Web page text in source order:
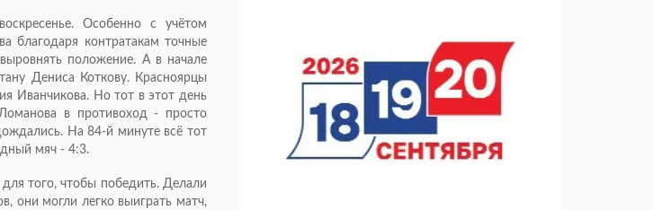
Особенно с учётом
благодаря контратакам точные
положение. А в начале
Дениса Коткову. Красноярцы
Иванчикова. Но тот в этот день
в противоход - просто
На 84-й минуте всё тот
мяч - 4:3.
того, чтобы победить. Делали
они могли легко выиграть матч,
07.08.2026 13:15
В Нижегородской области посещаемость
спортобъектов выросла на 28%
07.08.2026 12:15